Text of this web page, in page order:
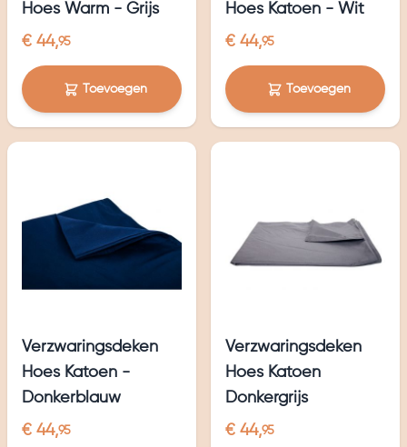
Hoes Warm - Grijs
€ 44,95
Toevoegen
Hoes Katoen - Wit
€ 44,95
Toevoegen
Verzwaringsdeken
Hoes Katoen -
Donkerblauw
€ 44,95
Verzwaringsdeken
Hoes Katoen
Donkergrijs
€ 44,95